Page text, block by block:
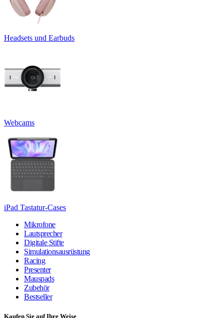
Headsets und Earbuds
Webcams
iPad Tastatur-Cases
Mikrofone
Lautsprecher
Digitale Stifte
Simulationsausrüstung
Racing
Presenter
Mauspads
Zubehör
Bestseller
Kaufen Sie auf Ihre Weise